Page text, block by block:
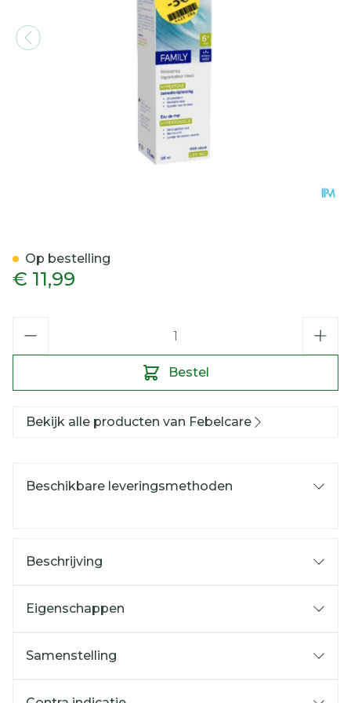
€ 11,99
Bestel
Op bestelling
Bekijk alle producten van Febelcare
Beschikbare leveringsmethoden
Beschrijving
Eigenschappen
Samenstelling